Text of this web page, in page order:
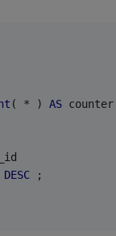
( * ) AS counter
DESC ;